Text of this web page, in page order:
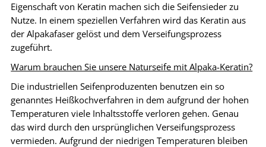
Eigenschaft von Keratin machen sich die Seifensieder zu
Nutze. In einem speziellen Verfahren wird das Keratin aus
der Alpakafaser gelöst und dem Verseifungsprozess
zugeführt.
Warum brauchen Sie unsere Naturseife mit Alpaka-Keratin?
Die industriellen Seifenproduzenten benutzen ein so
genanntes Heißkochverfahren in dem aufgrund der hohen
Temperaturen viele Inhaltsstoffe verloren gehen. Genau
das wird durch den ursprünglichen Verseifungsprozess
vermieden. Aufgrund der niedrigen Temperaturen bleiben